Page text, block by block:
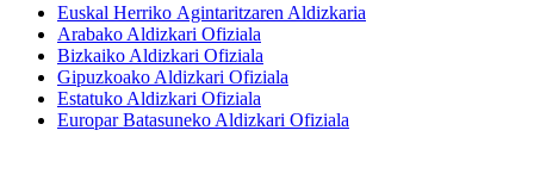
Euskal Herriko Agintaritzaren Aldizkaria
Arabako Aldizkari Ofiziala
Bizkaiko Aldizkari Ofiziala
Gipuzkoako Aldizkari Ofiziala
Estatuko Aldizkari Ofiziala
Europar Batasuneko Aldizkari Ofiziala